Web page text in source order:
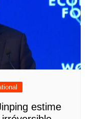
estime